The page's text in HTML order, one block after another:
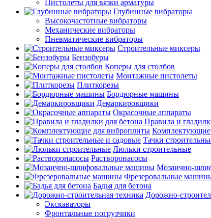
Пистолеты для вязки арматуры
Глубинные вибраторы
Высокочастотные вибраторы
Механические вибраторы
Пневматические вибраторы
Строительные миксеры
Бензобуры
Коперы для столбов
Монтажные пистолеты
Плиткорезы
Бордюрные машины
Демаркировщики
Окрасочные аппараты
Правила и
Тачки
Люльки строительные
Растворонасосы
Мозаично-
Фрезеровальные
Бадья для бетона
Дорожно-
Экскаваторы
Фронтальные погрузчики